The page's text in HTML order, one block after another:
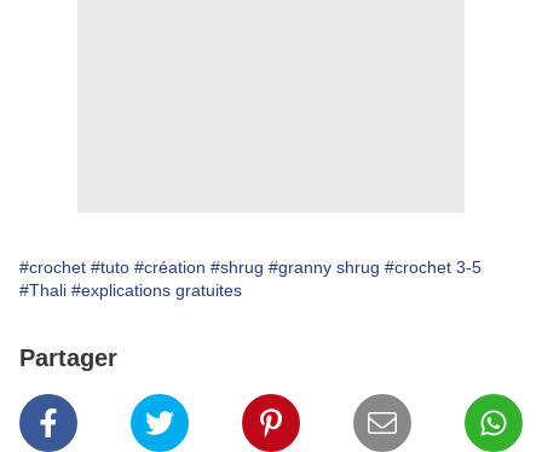
#crochet #tuto #création #shrug #granny shrug #crochet 3-5
#Thali #explications gratuites
Partager